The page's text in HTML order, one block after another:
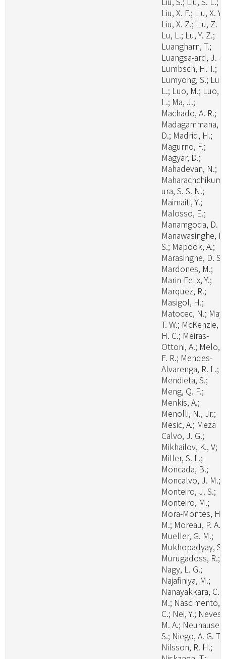
Liu, X. F.; Liu, X. Y.;
Liu, X. Z.; Liu, Z.
Lu, L.; Lu, Y. Z.;
Luangharn, T.;
Luangsa-ard, J.
Lumbsch, H. T.;
Lumyong, S.;
L.; Luo, M.; Luo,
L.; Ma, J.;
Machado, A. R.;
Madagammana,
D.; Madrid, H.;
Magurno, F.;
Magyar, D.;
Mahadevan, N.;
ura, S. S. N.;
Maimaiti, Y.;
Malosso, E.;
Manamgoda, D.
Manawasinghe, I.
S.; Mapook, A.;
Marasinghe, D. S.;
Mardones, M.;
Marin-Felix, Y.;
Marquez, R.;
Masigol, H.;
Matocec, N.; May,
T. W.; McKenzie,
H. C.; Meiras-
Ottoni, A.; Melo,
F. R.; Mendes-
Alvarenga, R. L.;
Mendieta, S.;
Meng, Q. F.;
Menkis, A.;
Menolli, N., Jr.;
Mesic, A.; Meza
Calvo, J. G.;
Mikhailov, K., V;
Miller, S. L.;
Moncada, B.;
Moncalvo, J. M.;
Monteiro, J. S.;
Monteiro, M.;
Mora-Montes, H.
M.; Moreau, P. A.;
Mueller, G. M.;
Mukhopadyay, S.;
Murugadoss, R.;
Nagy, L. G.;
Najafiniya, M.;
Nanayakkara, C.
M.; Nascimento,
C.; Nei, Y.; Neves,
M. A.; Neuhauser,
S.; Niego, A. G. T.;
Nilsson, R. H.;